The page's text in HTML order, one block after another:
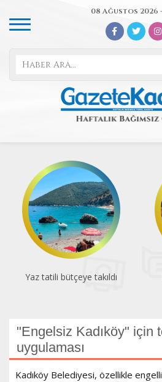
08 Ağustos 2026
Pati izi: İstanbul'un su
"Engelsiz Kadıköy" için
uygulaması
Kadıköy Belediyesi, özellikle